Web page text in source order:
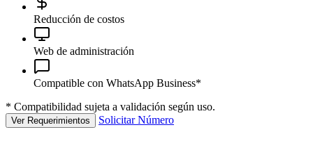
Reducción de costos
Web de administración
Compatible con WhatsApp Business*
* Compatibilidad sujeta a validación según uso.
Ver Requerimientos Solicitar Número